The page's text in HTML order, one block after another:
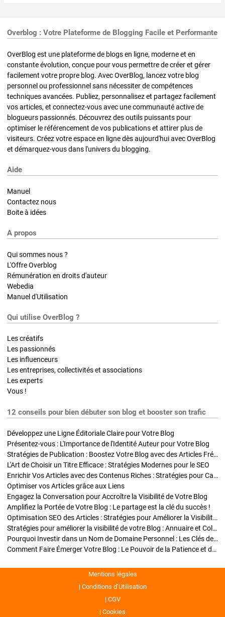
Overblog : Votre Plateforme de Blogging Facile et Performante
OverBlog est une plateforme de blogs en ligne, moderne et en
constante évolution, conçue pour vous permettre de créer et gérer
facilement votre propre blog. Avec OverBlog, lancez votre blog
personnel ou professionnel sans nécessiter de compétences
techniques avancées. Publiez, personnalisez et partagez facilement
vos articles, et connectez-vous avec une communauté active de
blogueurs passionnés. Découvrez des outils puissants pour
optimiser le référencement de vos publications et attirer plus de
visiteurs. Créez votre espace en ligne dès aujourd'hui avec OverBlog
et démarquez-vous dans l'univers du blogging.
Aide
Manuel
Contactez nous
Boite à idées
A propos
Qui sommes nous ?
L'Offre Overblog
Rémunération en droits d'auteur
Webedia
Manuel d'Utilisation
Qui utilise OverBlog ?
Les créatifs
Les passionnés
Les influenceurs
Les entreprises, collectivités et associations
Les experts
Vous !
12 conseils pour bien débuter son blog et booster son trafic
Développez une Ligne Éditoriale Claire pour Votre Blog
Présentez-vous : L'Importance de l'Identité Auteur pour Votre Blog
Stratégies de Publication : Boostez Votre Blog avec des Articles Fréquents et Exclusifs
L'Art de Choisir un Titre Efficace : Stratégies Modernes pour le SEO
Enrichir Vos Articles avec des Contenus Riches : Stratégies pour Captiver et Optimiser
Optimiser vos Articles grâce aux Liens
Engagez la Conversation pour Accroître la Visibilité de Votre Blog
Amplifiez la Portée de Votre Blog : Le partage est la clé du succès !
Optimisation SEO des Articles : Stratégies pour Améliorer la Visibilité de Votre Blog
Stratégies pour améliorer la visibilité de votre Blog : Annuaire et Collaborations
Pourquoi Investir dans un Nom de Domaine Personnel : Les Clés de la Réussite de Votre Blog
Comment Faire Émerger Votre Blog : Le Pouvoir de la Patience et de la Persévérance
Mentions légales
Conditions d’Utilisation
CGV
Cookies